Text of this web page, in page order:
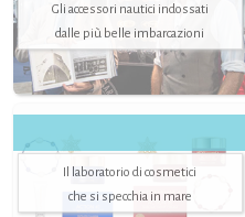
Gli accessori nautici indossati
dalle più belle imbarcazioni
Il laboratorio di cosmetici
che si specchia in mare